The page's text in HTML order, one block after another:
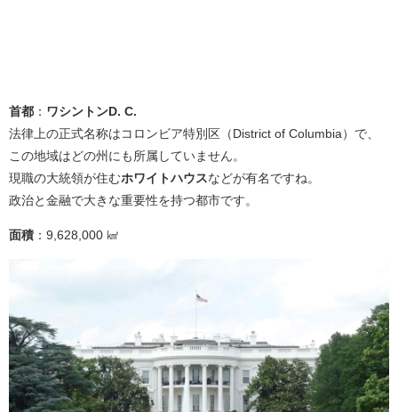
首都 ： ワシントンD. C.
法律上の正式名称はコロンビア特別区（District of Columbia）で、
この地域はどの州にも所属していません。
現職の大統領が住むホワイトハウス などが有名ですね。
政治と金融で大きな重要性を持つ都市です。
面積 ：9,628,000 ㎢